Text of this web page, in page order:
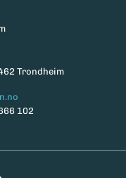
Trondheim
102